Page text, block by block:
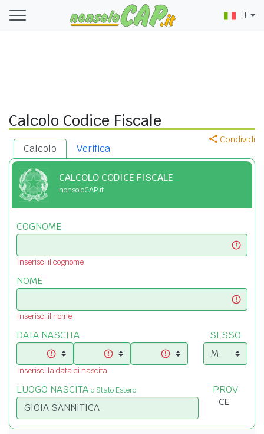
IT
Calcolo Codice Fiscale
Condividi
Calcolo Verifica
CALCOLO CODICE FISCALE
nonsoloCAP.it
COGNOME
Inserisci il cognome
NOME
Inserisci il nome
DATA NASCITA
Inserisci la data di nascita
SESSO
LUOGO NASCITA o Stato Estero PROV